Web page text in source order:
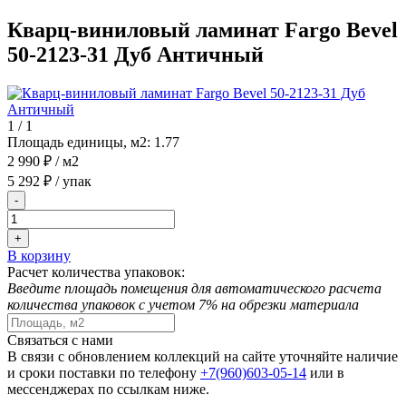
Кварц-виниловый ламинат Fargo Bevel
50-2123-31 Дуб Античный
1 / 1
Площадь единицы, м2: 1.77
2 990 ₽ / м2
5 292 ₽ / упак
-
+
В корзину
Расчет количества упаковок:
Введите площадь помещения для автоматического расчета
количества упаковок с учетом 7% на обрезки материала
Связаться с нами
В связи с обновлением коллекций на сайте уточняйте наличие
и сроки поставки по телефону +7(960)603-05-14 или в
мессенджерах по ссылкам ниже.